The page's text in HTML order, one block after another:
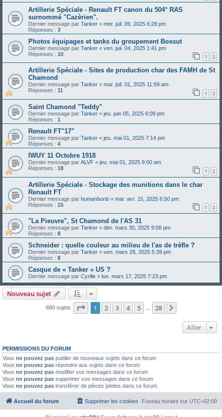
Artillerie Spéciale - Renault FT canon du 504° RAS
surnommé "Cazèrien".
Dernier message par Tanker « mer. juil. 09, 2025 6:28 pm
Réponses : 3
Photos équipages et tanks du groupement Bossut
Dernier message par Tanker « ven. juil. 04, 2025 1:41 pm
Réponses : 10 1 2
Artillerie Spéciale - Sites de production char des FAMH de St
Chamond
Dernier message par Tanker « mar. juil. 01, 2025 11:59 am
Réponses : 11 1 2
Saint Chamond "Teddy"
Dernier message par Tanker « jeu. juin 05, 2025 6:09 pm
Réponses : 1
Renault FT"17"
Dernier message par Tanker « jeu. mai 01, 2025 7:14 pm
Réponses : 4
IWUY 11 Octobre 1918
Dernier message par ALVF « jeu. mai 01, 2025 9:00 am
Réponses : 18 1 2
Artillerie Spéciale - Stockage des munitions dans le char
Renault FT
Dernier message par humanbonb « mar. avr. 15, 2025 6:50 pm
Réponses : 15 1 2
"La Pieuvre", St Chamond de l'AS 31
Dernier message par Tanker « dim. mars 30, 2025 9:08 pm
Réponses : 8
Schneider : quelle couleur au milieu de l'as de trèfle ?
Dernier message par Tanker « ven. mars 28, 2025 5:39 pm
Réponses : 8
Casque de « Tanker » US ?
Dernier message par Cyrille « lun. mars 17, 2025 7:23 pm
Nouveau sujet
680 sujets Page 1sur28
1 2 3 4 5 … 28
Aller
PERMISSIONS DU FORUM
Vous ne pouvez pas publier de nouveaux sujets dans ce forum
Vous ne pouvez pas répondre aux sujets dans ce forum
Vous ne pouvez pas modifier vos messages dans ce forum
Vous ne pouvez pas supprimer vos messages dans ce forum
Vous ne pouvez pas transférer de pièces jointes dans ce forum
Accueil du forum Fuseau horaire sur UTC+02:00
Supprimer les cookies